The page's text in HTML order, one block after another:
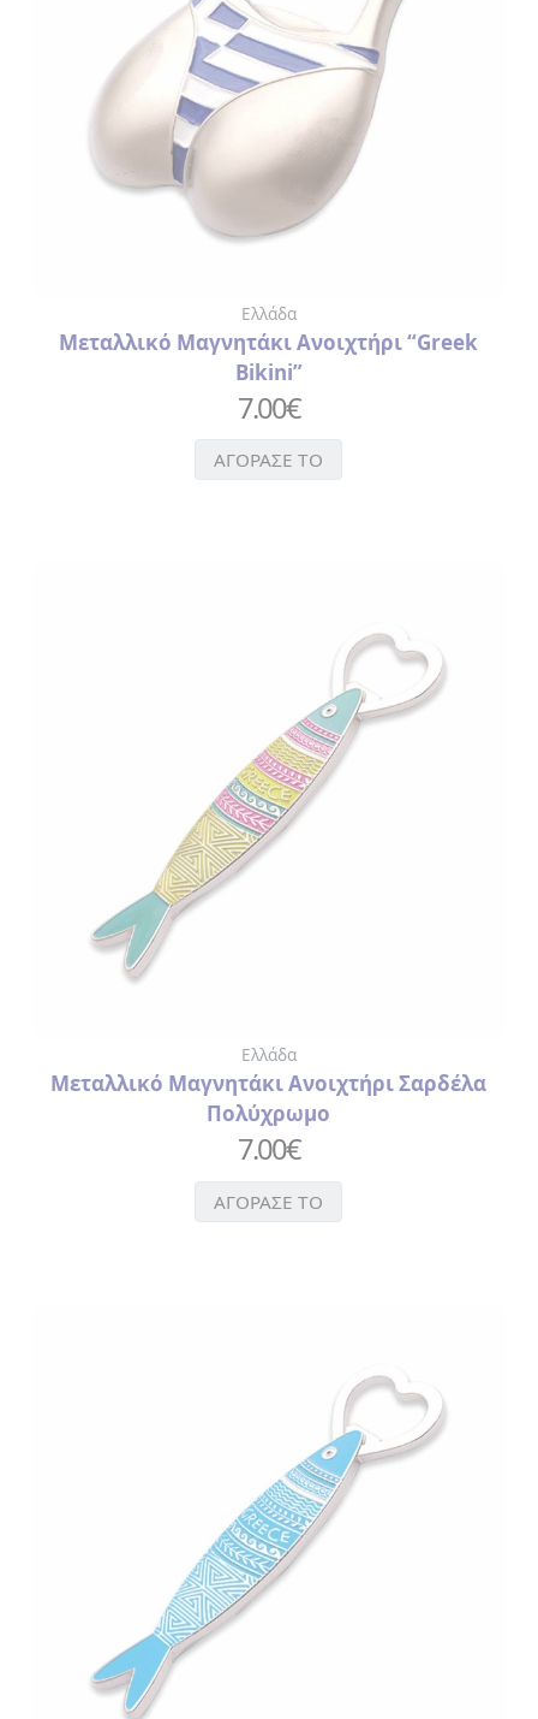
Ελλάδα
Μεταλλικό Μαγνητάκι Ανοιχτήρι “Greek
Bikini”
7.00€
ΑΓΟΡΑΣΕ ΤΟ
Ελλάδα
Μεταλλικό Μαγνητάκι Ανοιχτήρι Σαρδέλα
Πολύχρωμο
7.00€
ΑΓΟΡΑΣΕ ΤΟ